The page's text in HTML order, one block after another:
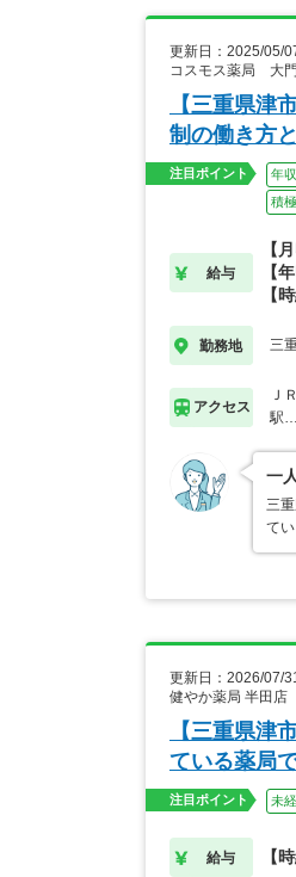
更新日：2025/05/
コスモス薬局 大
【三重県津
制の働き方
注目ポイント 年
積
給与
【
【
【
勤務地 三
アクセス
Ｊ
駅
一
三
て
更新日：2026/07/
健やか薬局 半田店
【三重県津
ている薬局で
注目ポイント 未
給与 【